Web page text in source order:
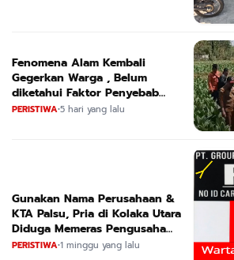
Fenomena Alam Kembali
Gegerkan Warga , Belum
diketahui Faktor Penyebab
Suara
PERISTIWA•5 hari yang lalu
Gunakan Nama Perusahaan &
KTA Palsu, Pria di Kolaka Utara
Diduga Memeras Pengusaha
Tambang dan Minyak
PERISTIWA•1 minggu yang lalu